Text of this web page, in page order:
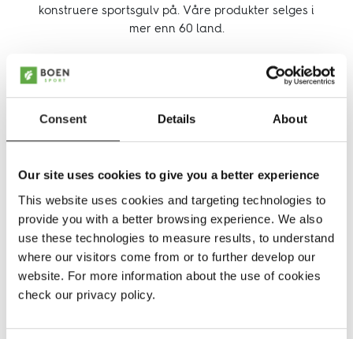
Consent Details About
Our site uses cookies to give you a better experience
This website uses cookies and targeting technologies to
provide you with a better browsing experience. We also
use these technologies to measure results, to understand
where our visitors come from or to further develop our
website. For more information about the use of cookies
check our privacy policy.
konstruere sportsgulv på. Våre produkter selges i
mer enn 60 land.
Siden begynnelsen av BOENs historie har vi brukt vårt
talent og vår lidenskap til å utvikle tregulv på en så
god måte som mulig, noe som har gjort oss til en stolt
representant for Skandinavias designarv. Den store
Sports historie. Nyvinninger innen teknologi samt
menneskelig kreativitet er verktøyene som har tillatt
BOEN å skrive en side i historiebøkene til både tre- og
sportsgulvindustrien.
spesialområde, fordi de passer til alle typer innendørs